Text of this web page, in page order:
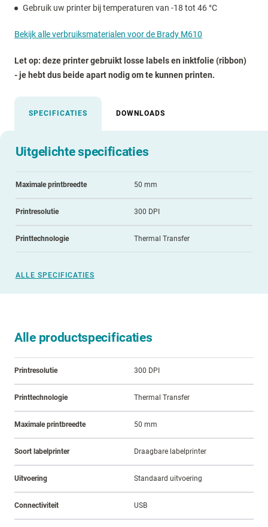
Gebruik uw printer bij temperaturen van -18 tot 46 °C
Bekijk alle verbruiksmaterialen voor de Brady M610
Let op: deze printer gebruikt losse labels en inktfolie (ribbon)
- je hebt dus beide apart nodig om te kunnen printen.
SPECIFICATIES DOWNLOADS
Uitgelichte specificaties
Maximale printbreedte 50 mm
Printresolutie 300 DPI
Printtechnologie Thermal Transfer
ALLE SPECIFICATIES
Alle productspecificaties
Printresolutie 300 DPI
Printtechnologie Thermal Transfer
Maximale printbreedte 50 mm
Soort labelprinter Draagbare labelprinter
Uitvoering Standaard uitvoering
Connectiviteit USB